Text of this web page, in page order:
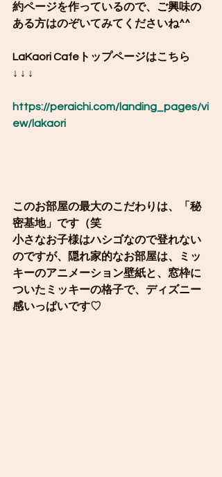
約ページを作っているので、ご興味の
ある方はのぞいてみてくださいね^^
LaKaori Cafeトップページはこちら
↓ ↓ ↓
https://peraichi.com/landing_pages/vi
ew/lakaori
このお部屋の最大のこだわりは、「秘
密基地」です（笑
小さなお子様はハシゴなので登れない
のですが、隠れ家的なお部屋は、ミッ
キーのアニメーション壁紙と、窓枠に
ついたミッキーの格子で、ディズニー
感いっぱいです♡